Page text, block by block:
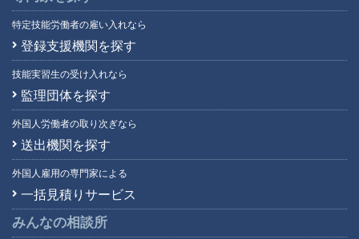
特定技能労働者の雇い入れなら
登録支援機関を探す
技能実習生の受け入れなら
監理団体を探す
外国人労働者の取り次ぎなら
送出機関を探す
外国人雇用の専門家による
一括見積りサービス
みんなの相談所